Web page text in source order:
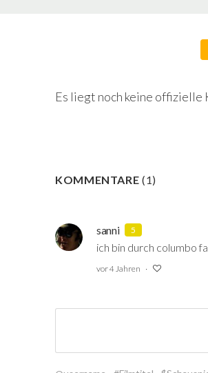
Es liegt noch keine offizielle
KOMMENTARE(1)
sanni 5
ich bin durch columbo
vor 4 Jahren